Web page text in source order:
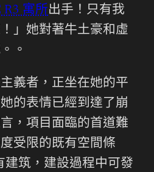
R3 寓所出手！只有我
」她對著牛土豪和虛
。
義者，正坐在她的平
的表情已經到達了崩
，項目面臨的首道難
受限的既有空間條
建筑，建設過程中可發